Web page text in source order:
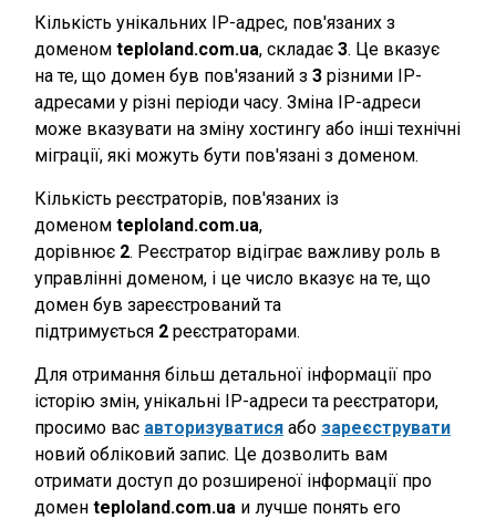
Кількість унікальних IP-адрес, пов'язаних з
доменом teploland.com.ua, складає 3. Це вказує
на те, що домен був пов'язаний з 3 різними IP-
адресами у різні періоди часу. Зміна IP-адреси
може вказувати на зміну хостингу або інші технічні
міграції, які можуть бути пов'язані з доменом.
Кількість реєстраторів, пов'язаних із
доменом teploland.com.ua,
дорівнює 2. Реєстратор відіграє важливу роль в
управлінні доменом, і це число вказує на те, що
домен був зареєстрований та
підтримується 2 реєстраторами.
Для отримання більш детальної інформації про
історію змін, унікальні IP-адреси та реєстратори,
просимо вас авторизуватися або зареєструвати
новий обліковий запис. Це дозволить вам
отримати доступ до розширеної інформації про
домен teploland.com.ua и лучше понять его